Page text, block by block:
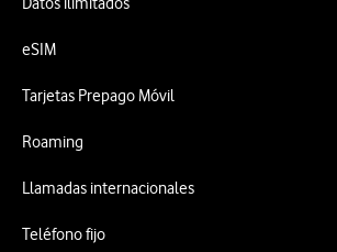
eSIM
Tarjetas Prepago Móvil
Roaming
Llamadas internacionales
Teléfono fijo